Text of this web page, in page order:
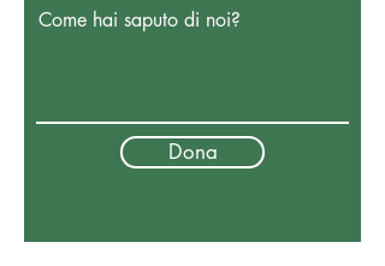
Come hai saputo di noi?
Dona